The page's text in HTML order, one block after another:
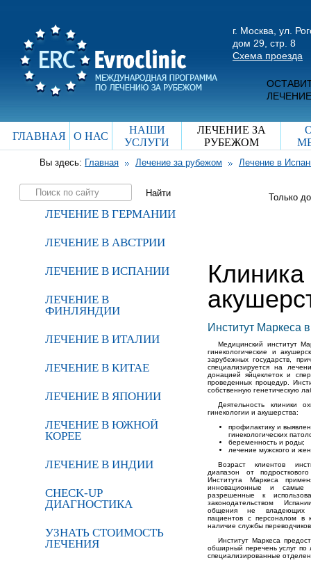
г. Москва, ул.
дом 29, стр. 8
Схема проезда
ГЛАВНАЯ О НАС
НАШИ
УСЛУГИ
ЛЕЧЕНИЕ ЗА
РУБЕЖОМ
Вы здесь: Главная Лечение за рубежом Лечение в
ЛЕЧЕНИЕ В ГЕРМАНИИ
ЛЕЧЕНИЕ В АВСТРИИ
ЛЕЧЕНИЕ В ИСПАНИИ
ЛЕЧЕНИЕ В
ФИНЛЯНДИИ
ЛЕЧЕНИЕ В ИТАЛИИ
ЛЕЧЕНИЕ В КИТАЕ
ЛЕЧЕНИЕ В ЯПОНИИ
ЛЕЧЕНИЕ В ЮЖНОЙ
КОРЕЕ
ЛЕЧЕНИЕ В ИНДИИ
CHECK-UP
ДИАГНОСТИКА
УЗНАТЬ СТОИМОСТЬ
ЛЕЧЕНИЯ
Только
Клиника
Институт Маркеса
Медицинский институт
гинекологические и
зарубежных государств,
специализируется на
донацией яйцеклеток и
проведенных процедур.
собственную генетическую
Деятельность клиники
гинекологии и акушерства:
профилактику и
гинекологических
беременность и роды;
лечение мужского и
Возраст клиентов
диапазон от
Института Маркеса
инновационные и самые
разрешенные к
законодательством
общения не владеющих
пациентов с персоналом в
наличие службы
Институт Маркеса
обширный перечень услуг по
специализированные